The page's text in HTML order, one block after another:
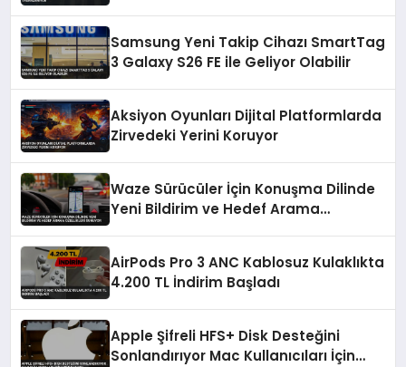
Samsung Yeni Takip Cihazı SmartTag
3 Galaxy S26 FE ile Geliyor Olabilir
Aksiyon Oyunları Dijital Platformlarda
Zirvedeki Yerini Koruyor
Waze Sürücüler İçin Konuşma Dilinde
Yeni Bildirim ve Hedef Arama
AirPods Pro 3 ANC Kablosuz Kulaklıkta
4.200 TL İndirim Başladı
Apple Şifreli HFS+ Disk Desteğini
Sonlandırıyor Mac Kullanıcıları İçin